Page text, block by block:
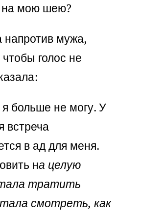
на мою шею?
мужа,
голос не
больше не могу. У
встреча
в ад для меня.
на целую
тратить
смотреть, как